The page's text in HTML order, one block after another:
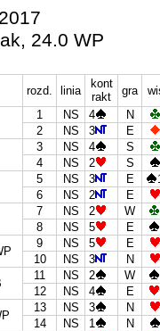
24.0 WP
rozd. linia
kont
rakt
gra
1 NS 4
N
2
NS 3
E
3 NS 4
S
4
NS 2
S
5 NS 3 E
6
NS 2
E
7 NS 2 W
8
NS 5 E
9 NS 5
E
10
NS 3
N
11 NS 2 W
12
NS 4 E
13 NS 3
N
14
NS 1
N